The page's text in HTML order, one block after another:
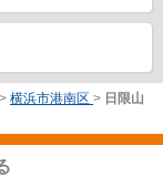
> 横浜市港南区 > 日限山